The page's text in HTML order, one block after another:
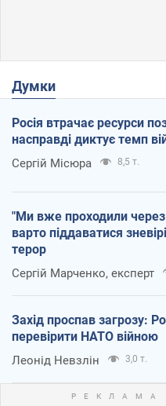
Думки
Росія втрачає ресурси
насправді диктує темп
Сергій Місюра 8,5 т.
"Ми вже проходили через
варто піддаватися
терор
Сергій Марченко, експерт
Захід проспав загрозу:
перевірити НАТО війною
Леонід Невзлін 3,0 т.